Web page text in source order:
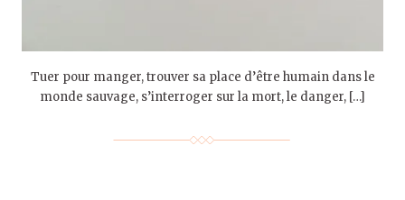
Tuer pour manger, trouver sa place d’être humain dans le
monde sauvage, s’interroger sur la mort, le danger, […]